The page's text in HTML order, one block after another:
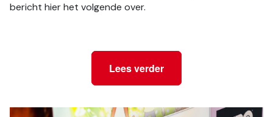
bericht hier het volgende over.
Lees verder